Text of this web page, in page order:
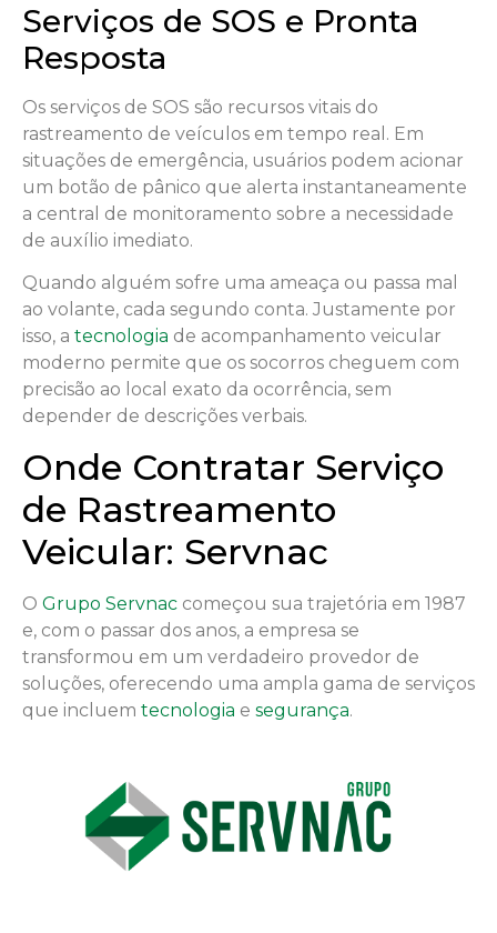
Serviços de SOS e Pronta
Resposta
Os serviços de SOS são recursos vitais do
rastreamento de veículos em tempo real. Em
situações de emergência, usuários podem acionar
um botão de pânico que alerta instantaneamente
a central de monitoramento sobre a necessidade
de auxílio imediato.
Quando alguém sofre uma ameaça ou passa mal
ao volante, cada segundo conta. Justamente por
isso, a tecnologia de acompanhamento veicular
moderno permite que os socorros cheguem com
precisão ao local exato da ocorrência, sem
depender de descrições verbais.
Onde Contratar Serviço
de Rastreamento
Veicular: Servnac
O Grupo Servnac começou sua trajetória em 1987
e, com o passar dos anos, a empresa se
transformou em um verdadeiro provedor de
soluções, oferecendo uma ampla gama de serviços
que incluem tecnologia e segurança.